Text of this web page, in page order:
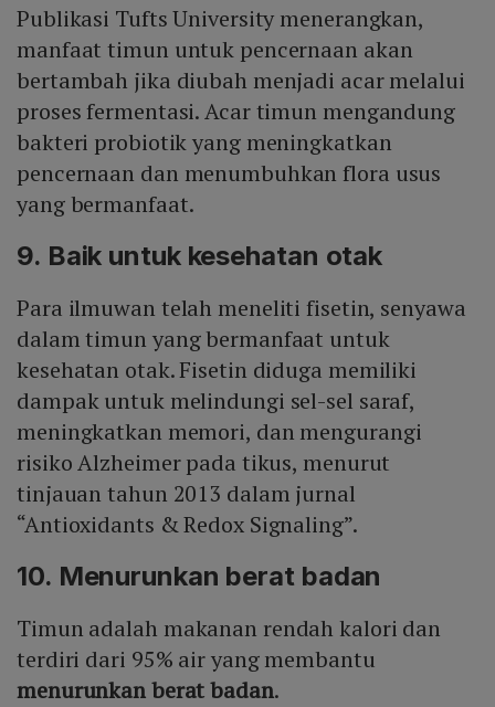
Publikasi Tufts University menerangkan,
manfaat timun untuk pencernaan akan
bertambah jika diubah menjadi acar melalui
proses fermentasi. Acar timun mengandung
bakteri probiotik yang meningkatkan
pencernaan dan menumbuhkan flora usus
yang bermanfaat.
9. Baik untuk kesehatan otak
Para ilmuwan telah meneliti fisetin, senyawa
dalam timun yang bermanfaat untuk
kesehatan otak. Fisetin diduga memiliki
dampak untuk melindungi sel-sel saraf,
meningkatkan memori, dan mengurangi
risiko Alzheimer pada tikus, menurut
tinjauan tahun 2013 dalam jurnal
“Antioxidants & Redox Signaling”.
10. Menurunkan berat badan
Timun adalah makanan rendah kalori dan
terdiri dari 95% air yang membantu
menurunkan berat badan.